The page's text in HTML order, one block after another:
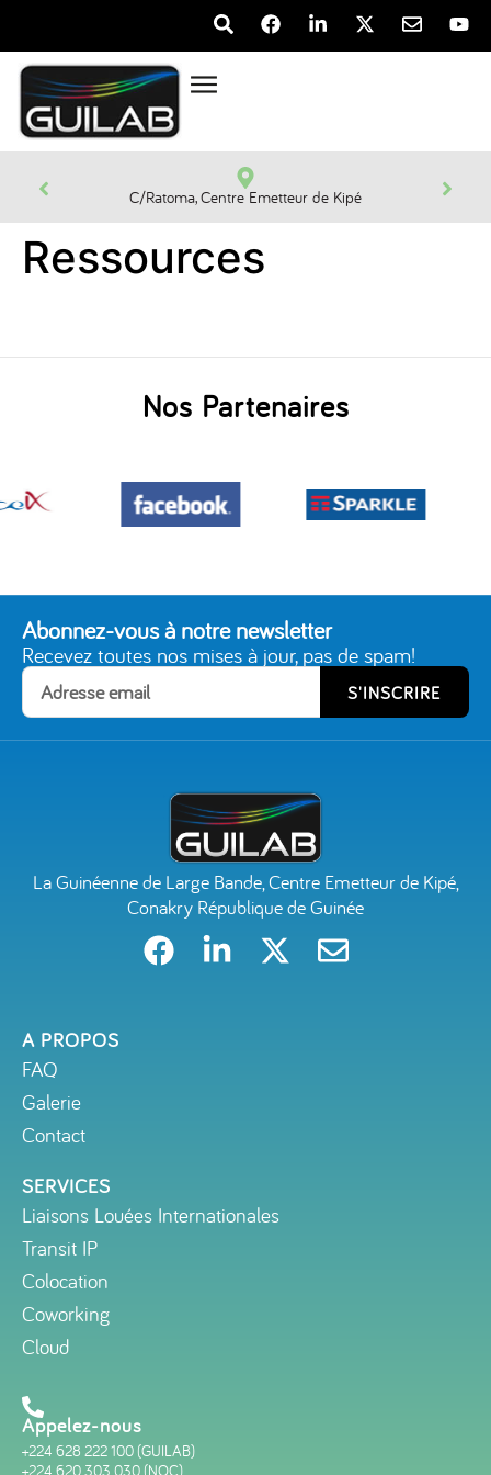
C/Ratoma, Centre Emetteur de Kipé
Ressources
Nos Partenaires
Abonnez-vous à notre newsletter
Recevez toutes nos mises à jour, pas de spam!
S'INSCRIRE
La Guinéenne de Large Bande, Centre Emetteur de Kipé,
Conakry République de Guinée
A PROPOS
FAQ
Galerie
Contact
SERVICES
Liaisons Louées Internationales
Transit IP
Colocation
Coworking
Cloud
Appelez-nous
+224 628 222 100 (GUILAB)
+224 620 303 030 (NOC)